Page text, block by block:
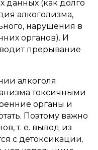
данных (как долго
алкоголизма,
нарушения в
органов). И
прерывание
алкоголя
токсичными
органы и
Поэтому важно
т. е. вывод из
с детоксикации.